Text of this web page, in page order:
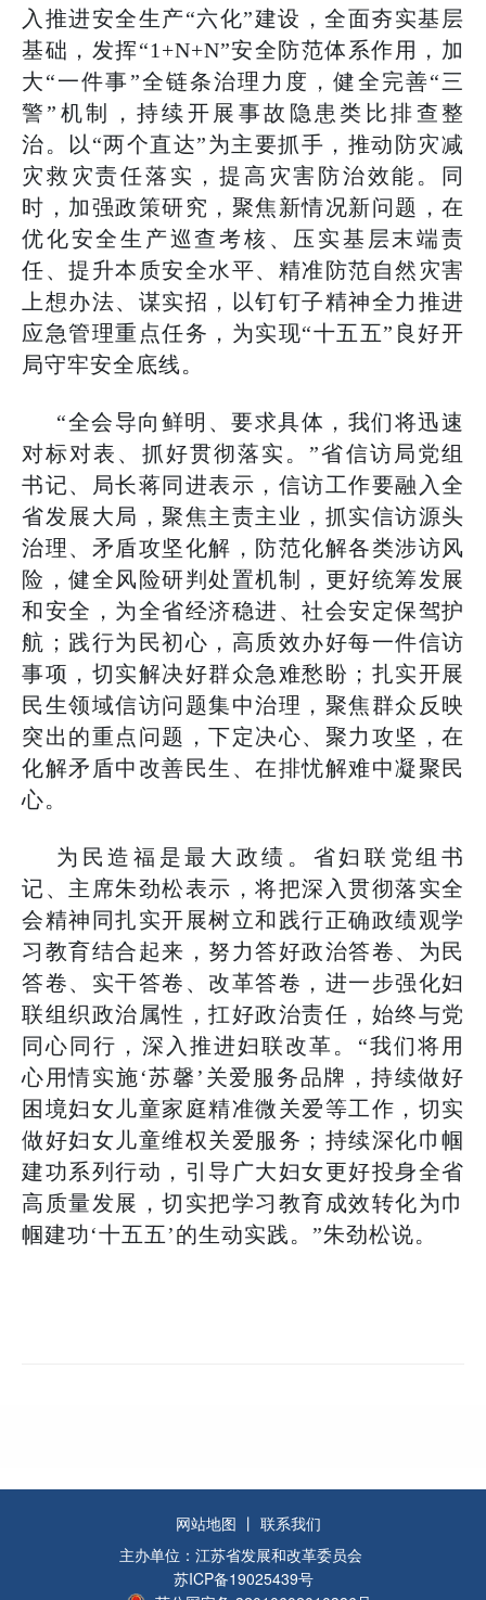
入推进安全生产“六化”建设，全面夯实基层
基础，发挥“1+N+N”安全防范体系作用，加
大“一件事”全链条治理力度，健全完善“三
警”机制，持续开展事故隐患类比排查整
治。以“两个直达”为主要抓手，推动防灾减
灾救灾责任落实，提高灾害防治效能。同
时，加强政策研究，聚焦新情况新问题，在
优化安全生产巡查考核、压实基层末端责
任、提升本质安全水平、精准防范自然灾害
上想办法、谋实招，以钉钉子精神全力推进
应急管理重点任务，为实现“十五五”良好开
局守牢安全底线。
“全会导向鲜明、要求具体，我们将迅速
对标对表、抓好贯彻落实。”省信访局党组
书记、局长蒋同进表示，信访工作要融入全
省发展大局，聚焦主责主业，抓实信访源头
治理、矛盾攻坚化解，防范化解各类涉访风
险，健全风险研判处置机制，更好统筹发展
和安全，为全省经济稳进、社会安定保驾护
航；践行为民初心，高质效办好每一件信访
事项，切实解决好群众急难愁盼；扎实开展
民生领域信访问题集中治理，聚焦群众反映
突出的重点问题，下定决心、聚力攻坚，在
化解矛盾中改善民生、在排忧解难中凝聚民
心。
为民造福是最大政绩。省妇联党组书
记、主席朱劲松表示，将把深入贯彻落实全
会精神同扎实开展树立和践行正确政绩观学
习教育结合起来，努力答好政治答卷、为民
答卷、实干答卷、改革答卷，进一步强化妇
联组织政治属性，扛好政治责任，始终与党
同心同行，深入推进妇联改革。“我们将用
心用情实施‘苏馨’关爱服务品牌，持续做好
困境妇女儿童家庭精准微关爱等工作，切实
做好妇女儿童维权关爱服务；持续深化巾帼
建功系列行动，引导广大妇女更好投身全省
高质量发展，切实把学习教育成效转化为巾
帼建功‘十五五’的生动实践。”朱劲松说。
网站地图 丨 联系我们
主办单位：江苏省发展和改革委员会
苏ICP备19025439号